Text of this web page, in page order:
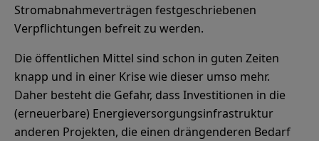
Stromabnahmeverträgen festgeschriebenen
Verpflichtungen befreit zu werden.
Die öffentlichen Mittel sind schon in guten Zeiten
knapp und in einer Krise wie dieser umso mehr.
Daher besteht die Gefahr, dass Investitionen in die
(erneuerbare) Energieversorgungsinfrastruktur
anderen Projekten, die einen drängenderen Bedarf